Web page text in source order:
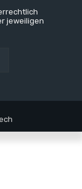
jeweiligen